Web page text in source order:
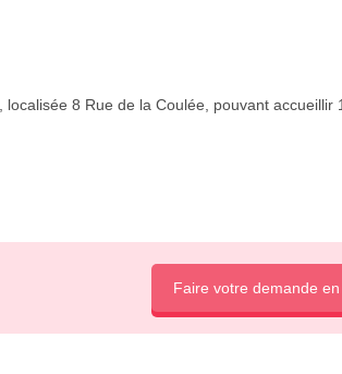
, localisée 8 Rue de la Coulée, pouvant
Faire votre demande